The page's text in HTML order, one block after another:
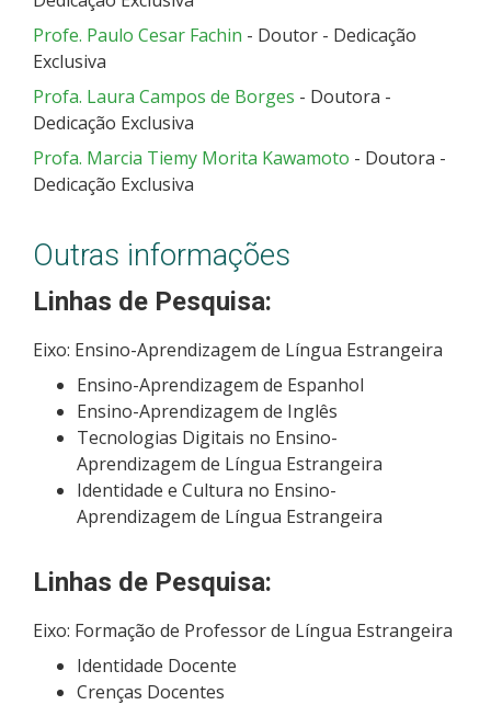
Profe. Paulo Cesar Fachin - Doutor - Dedicação
Exclusiva
Profa. Laura Campos de Borges - Doutora -
Dedicação Exclusiva
Profa. Marcia Tiemy Morita Kawamoto - Doutora -
Dedicação Exclusiva
Outras informações
Linhas de Pesquisa:
Eixo: Ensino-Aprendizagem de Língua Estrangeira
Ensino-Aprendizagem de Espanhol
Ensino-Aprendizagem de Inglês
Tecnologias Digitais no Ensino-
Aprendizagem de Língua Estrangeira
Identidade e Cultura no Ensino-
Aprendizagem de Língua Estrangeira
Linhas de Pesquisa:
Eixo: Formação de Professor de Língua Estrangeira
Identidade Docente
Crenças Docentes